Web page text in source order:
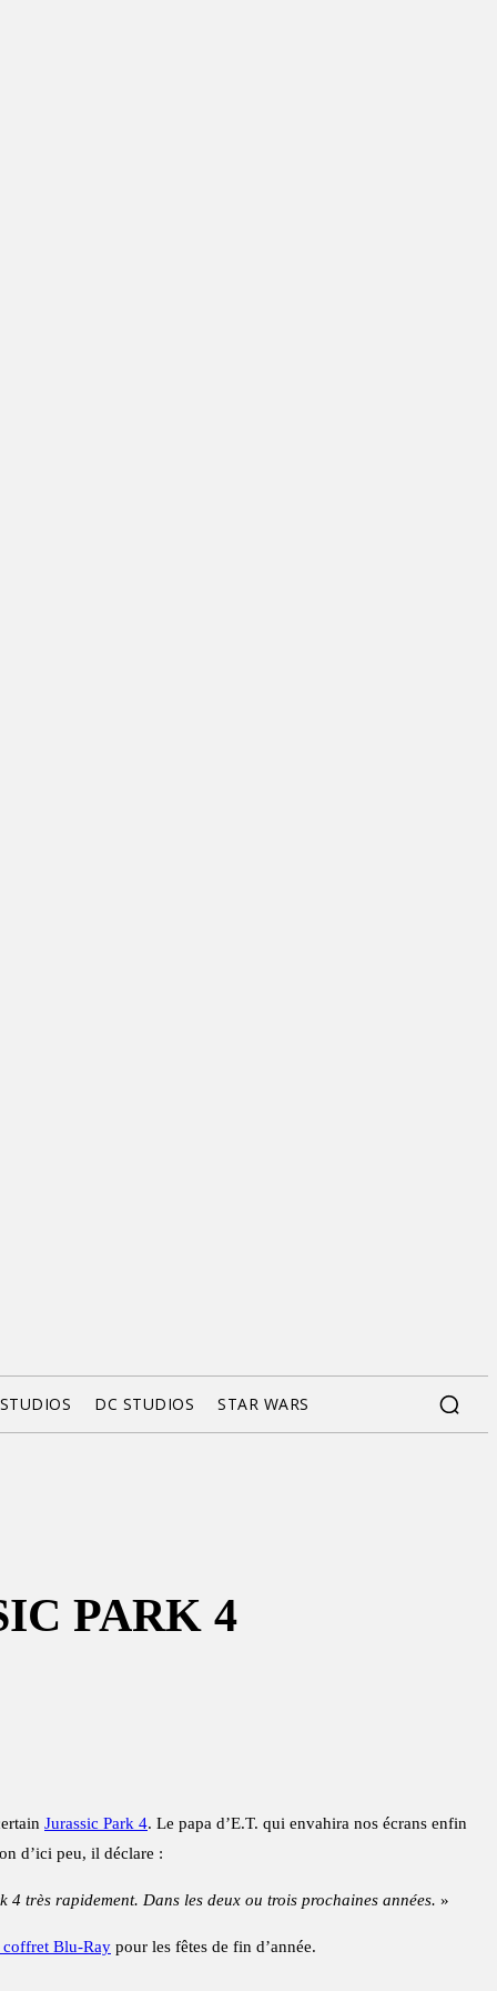
DC STUDIOS STAR WARS
PARK 4
Jurassic Park 4. Le papa d’E.T. qui envahira nos écrans enfin
d’ici peu, il déclare :
4 très rapidement. Dans les deux ou trois prochaines années. »
coffret Blu-Ray pour les fêtes de fin d’année.